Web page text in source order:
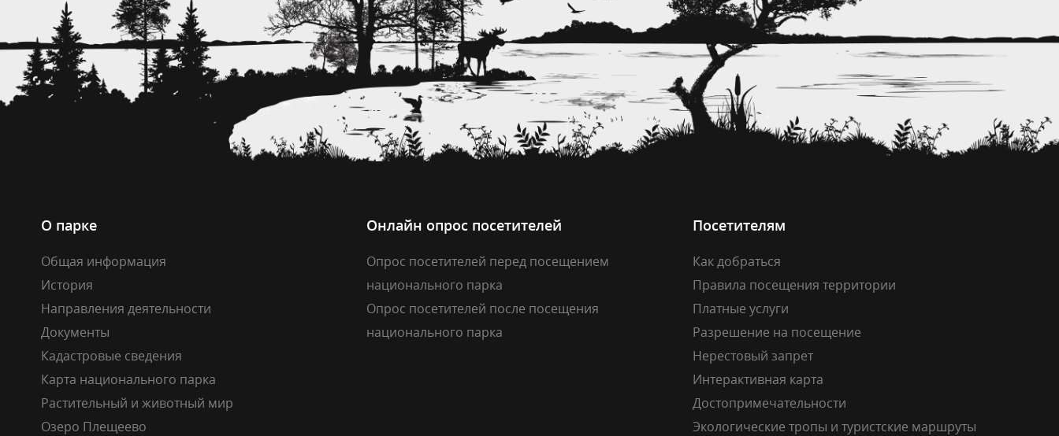
О парке
Общая информация
История
Направления деятельности
Документы
Кадастровые сведения
Карта национального парка
Растительный и животный мир
Озеро Плещеево
Онлайн опрос посетителей
Опрос посетителей перед посещением
национального парка
Опрос посетителей после посещения
национального парка
Посетителям
Как добраться
Правила посещения территории
Платные услуги
Разрешение на посещение
Нерестовый запрет
Интерактивная карта
Достопримечательности
Экологические тропы и туристские маршруты